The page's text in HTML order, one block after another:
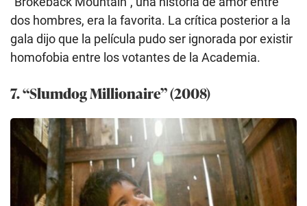
dos hombres, era la favorita. La crítica posterior a la
gala dijo que la película pudo ser ignorada por existir
homofobia entre los votantes de la Academia.
7. “Slumdog Millionaire” (2008)